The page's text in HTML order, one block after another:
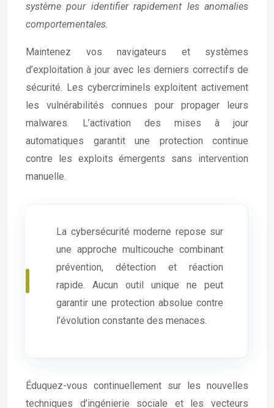
système pour identifier rapidement les anomalies
comportementales.
Maintenez vos navigateurs et systèmes
d’exploitation à jour avec les derniers correctifs de
sécurité. Les cybercriminels exploitent activement
les vulnérabilités connues pour propager leurs
malwares. L’activation des mises à jour
automatiques garantit une protection continue
contre les exploits émergents sans intervention
manuelle.
La cybersécurité moderne repose sur
une approche multicouche combinant
prévention, détection et réaction
rapide. Aucun outil unique ne peut
garantir une protection absolue contre
l’évolution constante des menaces.
Éduquez-vous continuellement sur les nouvelles
techniques d’ingénierie sociale et les vecteurs